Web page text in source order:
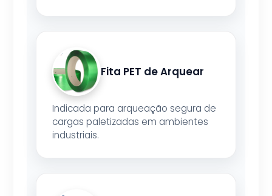
Fita PET de Arquear
Indicada para arqueação segura de
cargas paletizadas em ambientes
industriais.